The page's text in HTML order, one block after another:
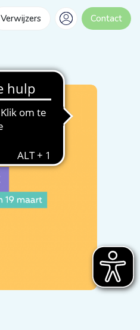
Verwijzers Contact